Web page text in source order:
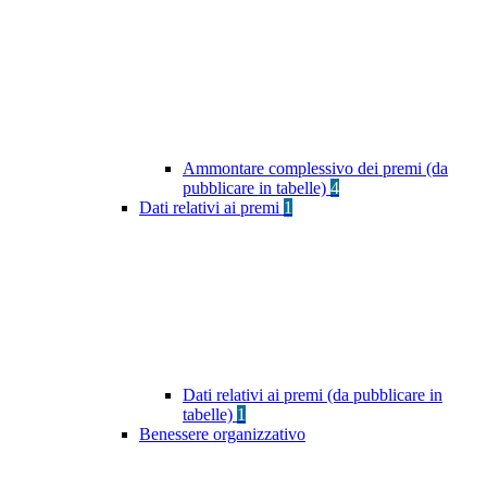
Ammontare complessivo dei premi (da
pubblicare in tabelle) 4
Dati relativi ai premi 1
Dati relativi ai premi (da pubblicare in
tabelle) 1
Benessere organizzativo